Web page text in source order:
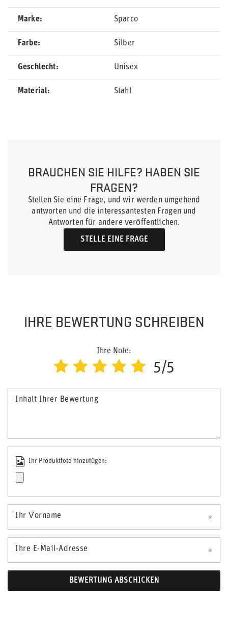
Marke Sparco
Farbe Silber
Geschlecht Unisex
Material Stahl
BRAUCHEN SIE HILFE? HABEN SIE
FRAGEN?
Stellen Sie eine Frage, und wir werden umgehend
antworten und die interessantesten Fragen und
Antworten für andere veröffentlichen.
STELLE EINE FRAGE
IHRE BEWERTUNG SCHREIBEN
Ihre Note:
5/5
Inhalt Ihrer Bewertung
Ihr Produktfoto hinzufügen:
Ihr Vorname
Ihre E-Mail-Adresse
BEWERTUNG ABSCHICKEN